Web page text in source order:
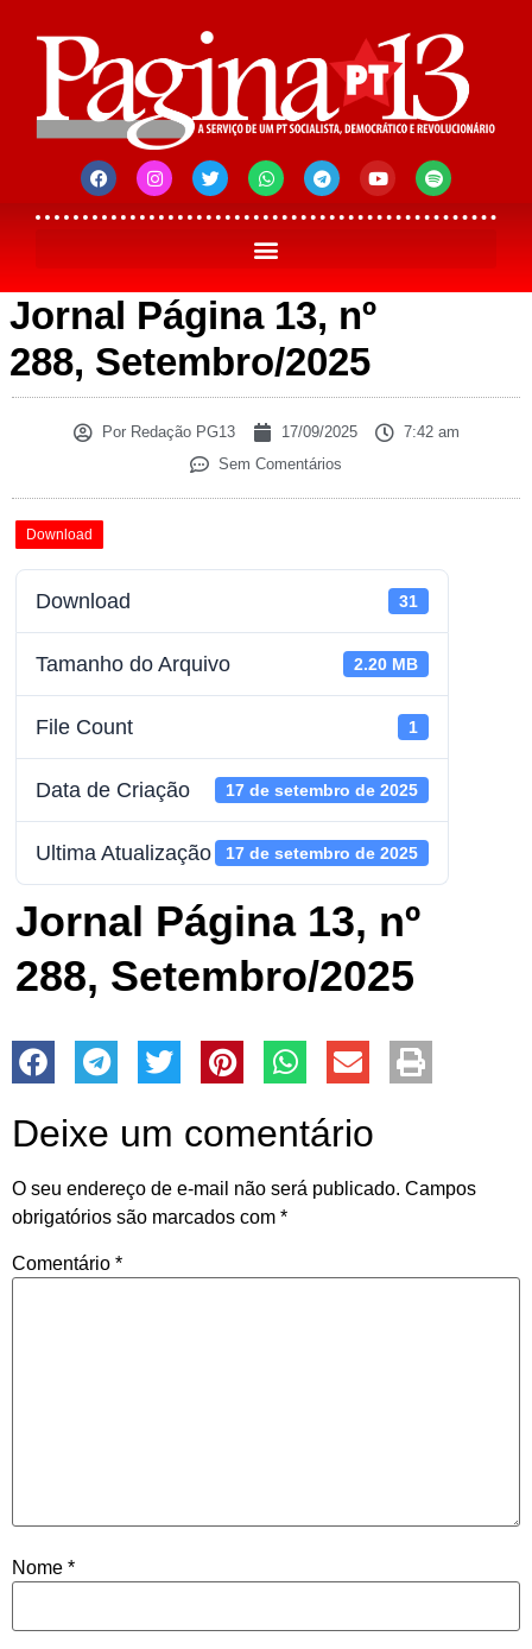
Jornal Página 13, nº
288, Setembro/2025
PorRedação PG13 17/09/2025
7:42 am
Sem Comentários
Download
Download 31
Tamanho do Arquivo 2.20 MB
File Count 1
Data de Criação 17 de setembro de 2025
Ultima Atualização 17 de setembro de 2025
Jornal Página 13, nº
288, Setembro/2025
Deixe um comentário
O seu endereço de e-mail não será publicado. Campos
obrigatórios são marcados com *
Comentário *
Nome *